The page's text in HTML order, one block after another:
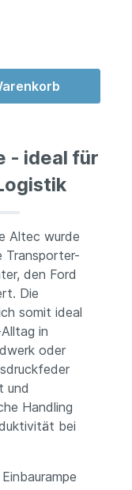
- ideal für
Altec wurde
Transporter-
den Ford
Die
somit ideal
in
oder
und
Handling
bei